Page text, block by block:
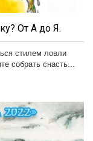
От А до Я.
стилем ловли
собрать снасть...